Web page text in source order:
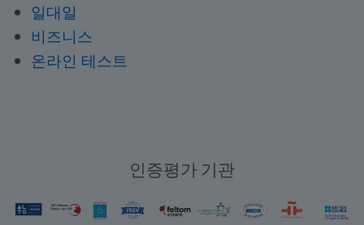
일대일
비즈니스
온라인 테스트
인증평가 기관